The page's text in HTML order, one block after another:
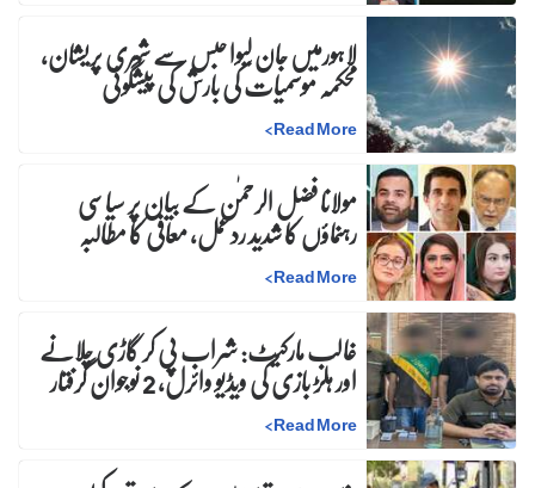
لاہورمیں جان لیوا حبس سے شہری پریشان،
محکمہ موسمیات کی بارش کی پیشگوئی
Read More
>
مولانا فضل الرحمٰن کے بیان پر سیاسی
رہنماؤں کا شدید ردعمل، معافی کا مطالبہ
Read More
>
غالب مارکیٹ: شراب پی کر گاڑی چلانے
اور ہلڑ بازی کی ویڈیو وائرل، 2 نوجوان گرفتار
Read More
>